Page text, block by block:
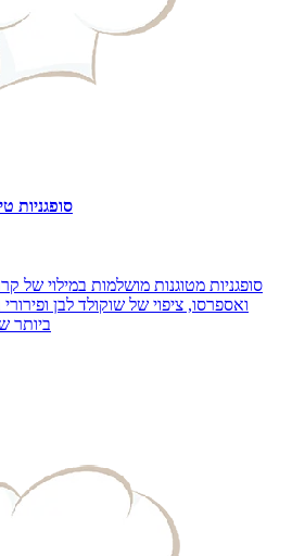
סופגניות
סופגניות מטוגנות מושלמות במילוי של
ואספרסו, ציפוי של שוקולד לבן
ביותר